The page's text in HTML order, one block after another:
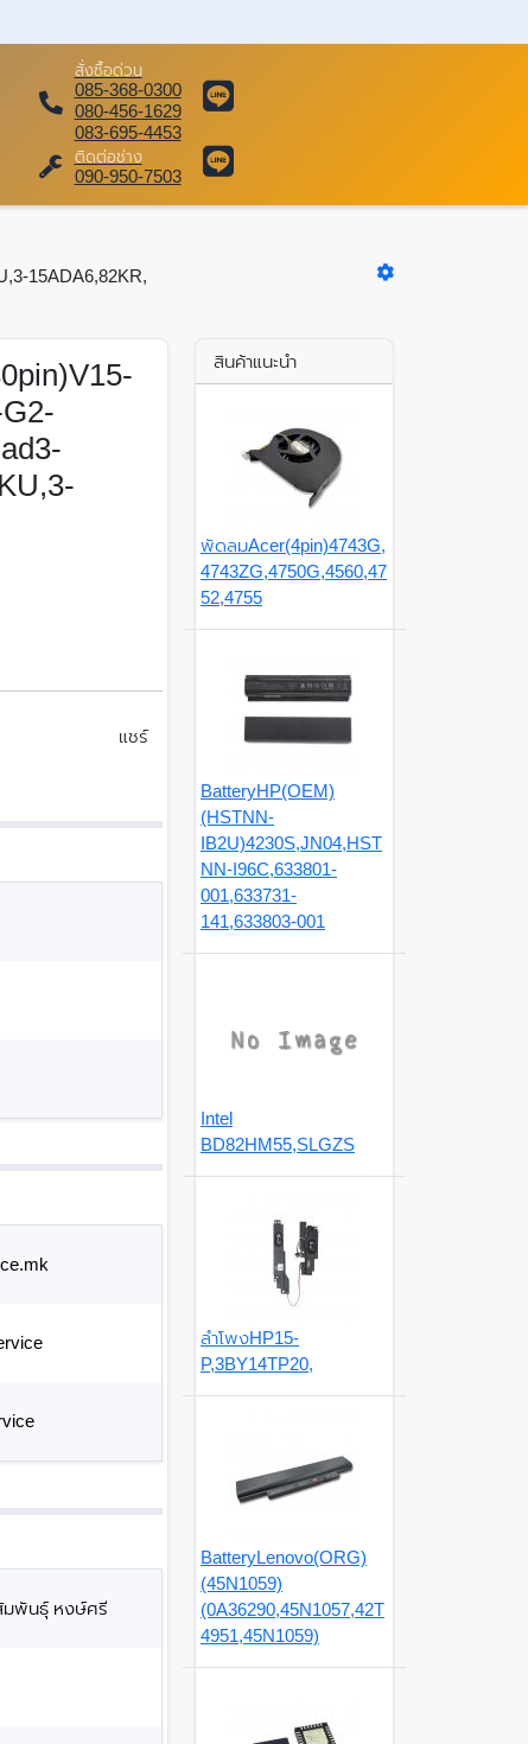
สั่งซื้อด่วน
085-368-0300
080-456-1629
083-695-4453
ติดต่อช่าง
090-950-7503
15ADA6,82KR,
แชร์
มพันธุ์ หงษ์ศรี
สินค้าแนะนำ
พัดลมAcer(4pin)4743G,
4743ZG,4750G,4560,47
52,4755
BatteryHP(OEM)
(HSTNN-
IB2U)4230S,JN04,HST
NN-I96C,633801-
001,633731-
141,633803-001
Intel
BD82HM55,SLGZS
ลำโพงHP15-
P,3BY14TP20,
BatteryLenovo(ORG)
(45N1059)
(0A36290,45N1057,42T
4951,45N1059)